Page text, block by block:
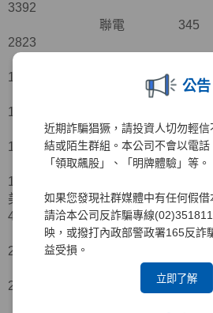
公告
近期詐騙猖獗，請投資人切勿輕
結或陌生群組。本公司不會以電
「領取飆股」、「明牌體驗」等。
如果您發現社群媒體中有任何假借
請洽本公司反詐騙專線
映，或撥打內政部警政署165反詐
益受損。
立即了解
3392
聯電 345
2823
國巨* 15
1962
鴻海
1803
佳格 0
1539
台船 0
1533
美商美林 群創
49261
中信金
25270
台新新 6424
22030